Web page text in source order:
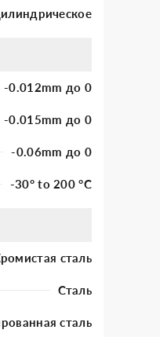
-0.012mm до 0
-0.015mm до 0
-0.06mm до 0
-30° to 200 °C
сталь
Сталь
сталь